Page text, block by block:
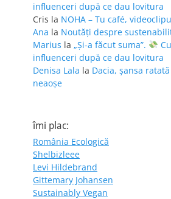
influenceri după ce dau lovitura
Cris la NOHA – Tu café,
Ana la Noutăți despre
Marius la „Și-a făcut suma”.
influenceri după ce dau lovitura
Denisa Lala la Dacia, șansa
neaoșe
îmi plac:
România Ecologică
Shelbizleee
Levi Hildebrand
Gittemary Johansen
Sustainably Vegan